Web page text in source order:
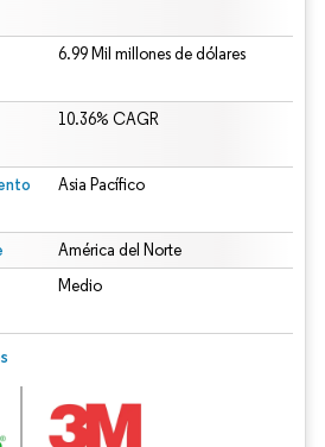
6.99 Mil millones de dólares
10.36% CAGR
Asia Pacífico
América del Norte
Medio
El uso requiere atribución según CC BY 4.0.